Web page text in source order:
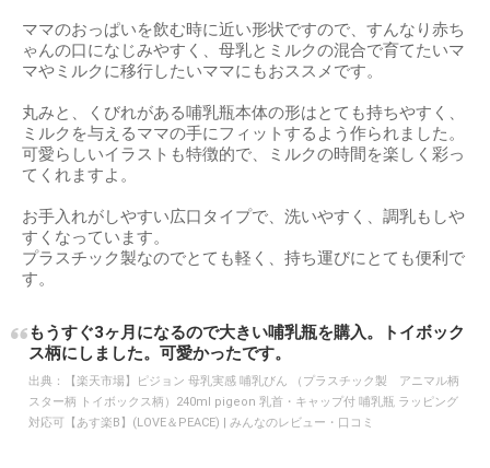
ママのおっぱいを飲む時に近い形状ですので、すんなり赤ち
ゃんの口になじみやすく、母乳とミルクの混合で育てたいマ
マやミルクに移行したいママにもおススメです。
丸みと、くびれがある哺乳瓶本体の形はとても持ちやすく、
ミルクを与えるママの手にフィットするよう作られました。
可愛らしいイラストも特徴的で、ミルクの時間を楽しく彩っ
てくれますよ。
お手入れがしやすい広口タイプで、洗いやすく、調乳もしや
すくなっています。
プラスチック製なのでとても軽く、持ち運びにとても便利で
す。
もうすぐ3ヶ月になるので大きい哺乳瓶を購入。トイボック
ス柄にしました。可愛かったです。
出典：
【楽天市場】ピジョン 母乳実感 哺乳びん （プラスチック製 アニマル柄
スター柄 トイボックス柄）240ml pigeon 乳首・キャップ付 哺乳瓶 ラッピング
対応可【あす楽B】(LOVE＆PEACE) | みんなのレビュー・口コミ